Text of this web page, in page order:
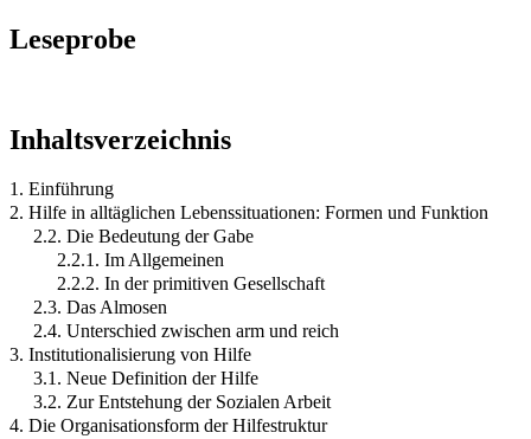
Leseprobe
Inhaltsverzeichnis
1. Einführung
2. Hilfe in alltäglichen Lebenssituationen: Formen und Funktion
2.2. Die Bedeutung der Gabe
2.2.1. Im Allgemeinen
2.2.2. In der primitiven Gesellschaft
2.3. Das Almosen
2.4. Unterschied zwischen arm und reich
3. Institutionalisierung von Hilfe
3.1. Neue Definition der Hilfe
3.2. Zur Entstehung der Sozialen Arbeit
4. Die Organisationsform der Hilfestruktur